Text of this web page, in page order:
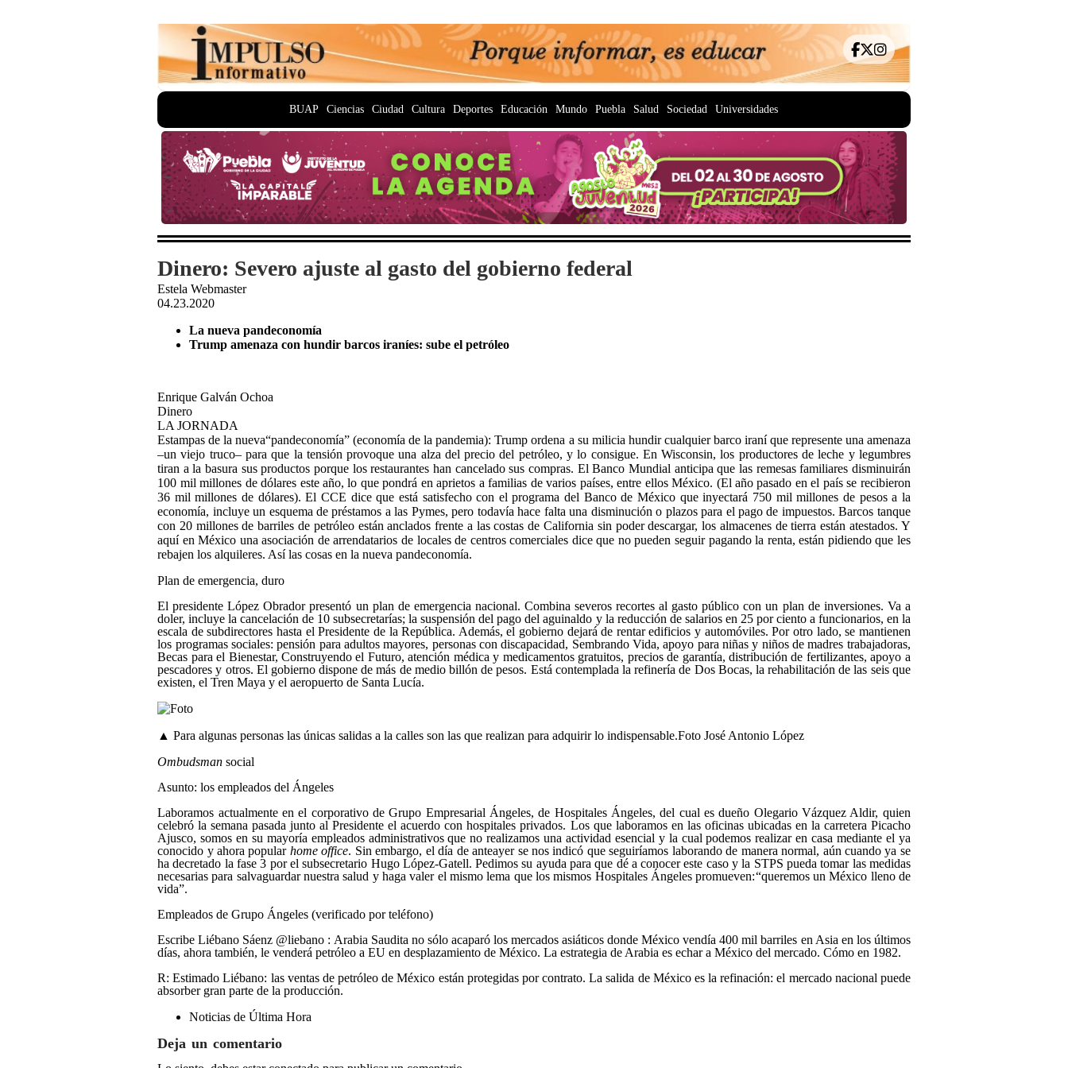
BUAP Ciencias Ciudad Cultura Deportes Educación Mundo Puebla Salud Sociedad Universidades
Dinero: Severo ajuste al gasto del gobierno federal
Estela Webmaster
04.23.2020
La nueva pandeconomía
Trump amenaza con hundir barcos iraníes: sube el petróleo
Enrique Galván Ochoa
Dinero
LA JORNADA
Estampas de la nueva pandeconomía
(economía de la pandemia): Trump ordena a su milicia hundir cualquier barco iraní que represente una amenaza
–un viejo truco– para que la tensión provoque una alza del precio del petróleo, y lo consigue. En Wisconsin, los productores de leche y legumbres
tiran a la basura sus productos porque los restaurantes han cancelado sus compras. El Banco Mundial anticipa que las remesas familiares disminuirán
100 mil millones de dólares este año, lo que pondrá en aprietos a familias de varios países, entre ellos México. (El año pasado en el país se recibieron
36 mil millones de dólares). El CCE dice que está satisfecho con el programa del Banco de México que inyectará 750 mil millones de pesos a la
economía, incluye un esquema de préstamos a las Pymes, pero todavía hace falta una disminución o plazos para el pago de impuestos. Barcos tanque
con 20 millones de barriles de petróleo están anclados frente a las costas de California sin poder descargar, los almacenes de tierra están atestados. Y
aquí en México una asociación de arrendatarios de locales de centros comerciales dice que no pueden seguir pagando la renta, están pidiendo que les
rebajen los alquileres. Así las cosas en la nueva pandeconomía.
Plan de emergencia, duro
El presidente López Obrador presentó un plan de emergencia nacional. Combina severos recortes al gasto público con un plan de inversiones. Va a
doler, incluye la cancelación de 10 subsecretarías; la suspensión del pago del aguinaldo y la reducción de salarios en 25 por ciento a funcionarios, en la
escala de subdirectores hasta el Presidente de la República. Además, el gobierno dejará de rentar edificios y automóviles. Por otro lado, se mantienen
los programas sociales: pensión para adultos mayores, personas con discapacidad, Sembrando Vida, apoyo para niñas y niños de madres trabajadoras,
Becas para el Bienestar, Construyendo el Futuro, atención médica y medicamentos gratuitos, precios de garantía, distribución de fertilizantes, apoyo a
pescadores y otros. El gobierno dispone de más de medio billón de pesos. Está contemplada la refinería de Dos Bocas, la rehabilitación de las seis que
existen, el Tren Maya y el aeropuerto de Santa Lucía.
▲ Para algunas personas las únicas salidas a la calles son las que realizan para adquirir lo indispensable.Foto José Antonio López
Ombudsman social
Asunto: los empleados del Ángeles
Laboramos actualmente en el corporativo de Grupo Empresarial Ángeles, de Hospitales Ángeles, del cual es dueño Olegario Vázquez Aldir, quien
celebró la semana pasada junto al Presidente el acuerdo con hospitales privados. Los que laboramos en las oficinas ubicadas en la carretera Picacho
Ajusco, somos en su mayoría empleados administrativos que no realizamos una actividad esencial y la cual podemos realizar en casa mediante el ya
conocido y ahora popular home office. Sin embargo, el día de anteayer se nos indicó que seguiríamos laborando de manera normal, aún cuando ya se
ha decretado la fase 3 por el subsecretario Hugo López-Gatell. Pedimos su ayuda para que dé a conocer este caso y la STPS pueda tomar las medidas
necesarias para salvaguardar nuestra salud y haga valer el mismo lema que los mismos Hospitales Ángeles promueven: queremos un México lleno de
vida .
Empleados de Grupo Ángeles (verificado por teléfono)
Escribe Liébano Sáenz @liebano : Arabia Saudita no sólo acaparó los mercados asiáticos donde México vendía 400 mil barriles en Asia en los últimos
días, ahora también, le venderá petróleo a EU en desplazamiento de México. La estrategia de Arabia es echar a México del mercado. Cómo en 1982.
R: Estimado Liébano: las ventas de petróleo de México están protegidas por contrato. La salida de México es la refinación: el mercado nacional puede
absorber gran parte de la producción.
Noticias de Última Hora
Deja un comentario